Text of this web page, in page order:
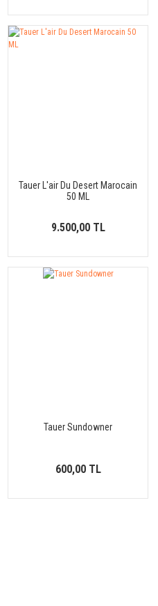
Tauer L'air Du Desert Marocain
50 ML
9.500,00 TL
Tauer Sundowner
600,00 TL